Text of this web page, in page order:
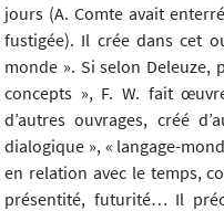
jours (A. Comte avait
fustigée). Il crée dans cet
monde ». Si selon Deleuze,
concepts », F. W. fait
d’autres ouvrages, créé
dialogique », « langage-
en relation avec le temps,
présentité, futurité… Il